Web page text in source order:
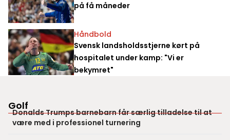
på få måneder
Håndbold
Svensk landsholdsstjerne kørt på
hospitalet under kamp: "Vi er
bekymret"
Golf
Donalds Trumps barnebarn får særlig tilladelse til at
være med i professionel turnering